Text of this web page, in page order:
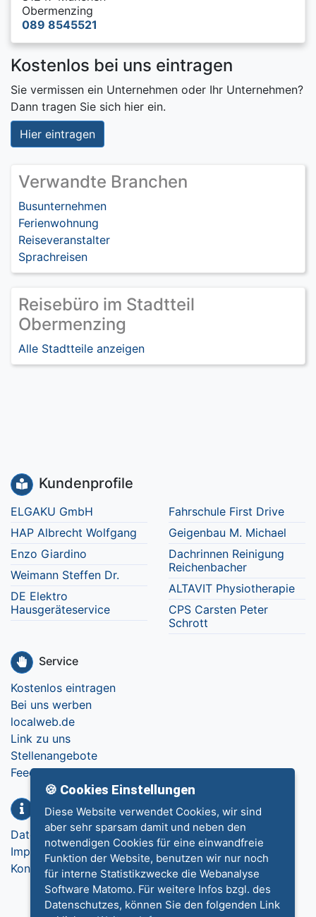
Obermenzing
089 8545521
Kostenlos bei uns eintragen
Sie vermissen ein Unternehmen oder Ihr Unternehmen?
Dann tragen Sie sich hier ein.
Hier eintragen
Verwandte Branchen
Busunternehmen
Ferienwohnung
Reiseveranstalter
Sprachreisen
Reisebüro im Stadtteil
Obermenzing
Alle Stadtteile anzeigen
Kundenprofile
ELGAKU GmbH
HAP Albrecht Wolfgang
Enzo Giardino
Weimann Steffen Dr.
DE Elektro
Hausgeräteservice
Fahrschule First Drive
Geigenbau M. Michael
Dachrinnen Reinigung
Reichenbacher
ALTAVIT Physiotherapie
CPS Carsten Peter
Schrott
Service
Kostenlos eintragen
Bei uns werben
localweb.de
Link zu uns
Stellenangebote
Feedback
Info
Datenschutz
Impressum
Kontakt
🍪 Cookies Einstellungen
Diese Website verwendet Cookies, wir sind
aber sehr sparsam damit und neben den
notwendigen Cookies für eine einwandfreie
Funktion der Website, benutzen wir nur noch
für interne Statistikzwecke die Webanalyse
Software Matomo. Für weitere Infos bzgl. des
Datenschutzes, können Sie den folgenden Link